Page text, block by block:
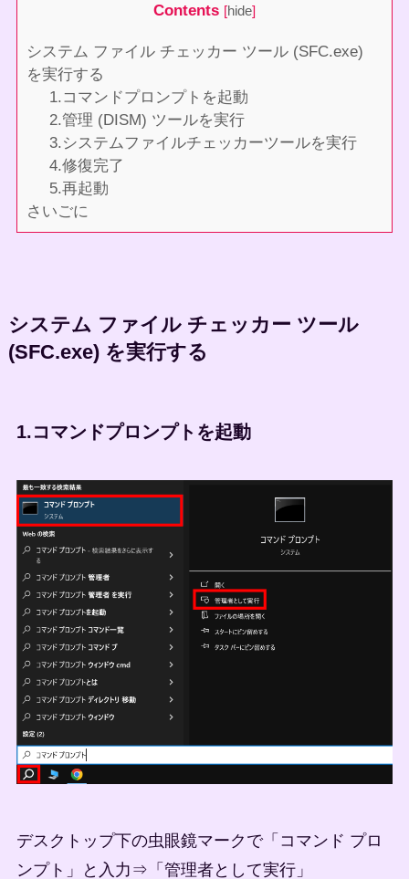
Contents [hide]
システム ファイル チェッカー ツール (SFC.exe)
を実行する
1.コマンドプロンプトを起動
2.管理 (DISM) ツールを実行
3.システムファイルチェッカーツールを実行
4.修復完了
5.再起動
さいごに
システム ファイル チェッカー ツール
(SFC.exe) を実行する
1.コマンドプロンプトを起動
デスクトップ下の虫眼鏡マークで「コマンド プロ
ンプト」と入力⇒「管理者として実行」